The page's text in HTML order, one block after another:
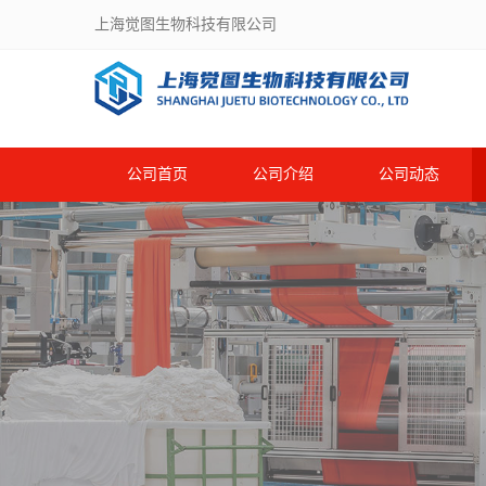
上海觉图生物科技有限公司
公司首页 公司介绍 公司动态